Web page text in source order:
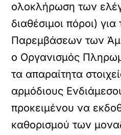
ολοκλήρωση των
διαθέσιμοι πόροι)
Παρεμβάσεων των
ο Οργανισμός
τα απαραίτητα
αρμόδιους
προκειμένου να
καθορισμού των